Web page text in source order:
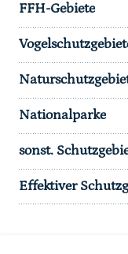
FFH-Gebiete
Nationalparke
sonst.
Effektiver